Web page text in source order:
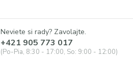
Neviete si rady? Zavolajte.
+421 905 773 017
(Po-Pia, 8:30 - 17:00, So: 9:00 - 12:00)